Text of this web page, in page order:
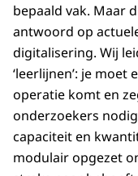
bepaald vak. Maar
antwoord op
digitalisering. Wij
‘leerlijnen’: je
operatie komt en
onderzoekers
capaciteit en
modulair opgezet